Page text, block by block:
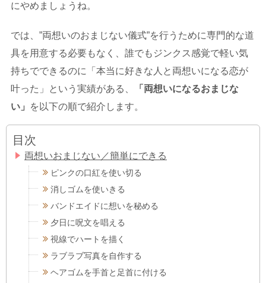
にやめましょうね。
では、”両想いのおまじない儀式”を行うために専門的な道
具を用意する必要もなく、誰でもジンクス感覚で軽い気
持ちでできるのに「本当に好きな人と両想いになる恋が
叶った」という実績がある、
「両想いになるおまじな
い」
を以下の順で紹介します。
目次
両想いおまじない／簡単にできる
ピンクの口紅を使い切る
消しゴムを使いきる
バンドエイドに想いを秘める
夕日に呪文を唱える
視線でハートを描く
ラブラブ写真を自作する
ヘアゴムを手首と足首に付ける